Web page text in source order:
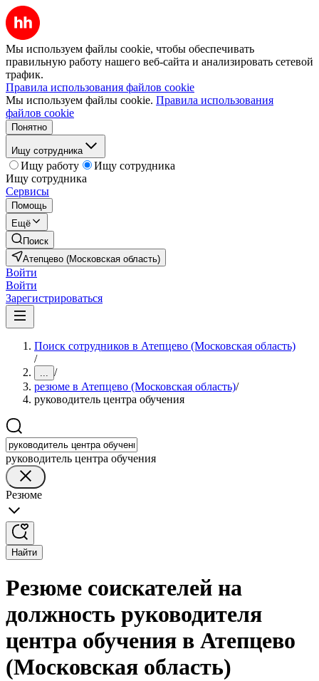
Мы используем файлы cookie, чтобы обеспечивать
правильную работу нашего веб-сайта и анализировать сетевой
трафик.
Правила использования файлов cookie
Мы используем файлы cookie. Правила использования
файлов cookie
Понятно
Ищу сотрудника
Ищу работу
Ищу сотрудника
Ищу сотрудника
Сервисы
Помощь
Ещё
Поиск
Атепцево (Московская область)
Войти
Войти
Зарегистрироваться
Поиск сотрудников в Атепцево (Московская область)
/
... /
резюме в Атепцево (Московская область)/
руководитель центра обучения
руководитель центра обучения
Резюме
Найти
Резюме соискателей на
должность руководителя
центра обучения в Атепцево
(Московская область)